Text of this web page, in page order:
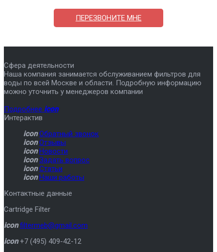
ПЕРЕЗВОНИТЕ МНЕ
Сфера деятельности
Наша компания занимается обслуживанием фильтров для
воды по всей Москве и области. Подробную информацию
можно уточнить у менеджеров компании
Подробнее icon
Интерактив
icon Обратный звонок
icon Отзывы
icon Новости
icon Задать вопрос
icon Статьи
icon Наши работы
Контактные данные
Cartridge Filter
icon filtermeb@gmail.com
icon +7 (495) 409-42-12